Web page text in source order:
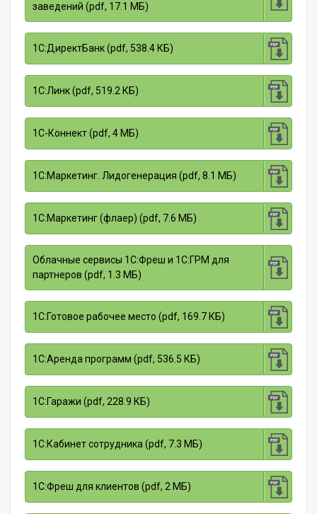
заведений (pdf, 17.1 МБ)
1С:ДиректБанк (pdf, 538.4 КБ)
1С:Линк (pdf, 519.2 КБ)
1С-Коннект (pdf, 4 МБ)
1С:Маркетинг. Лидогенерация (pdf, 8.1 МБ)
1С:Маркетинг (флаер) (pdf, 7.6 МБ)
Облачные сервисы 1С:Фреш и 1С:ГРМ для
партнеров (pdf, 1.3 МБ)
1С:Готовое рабочее место (pdf, 169.7 КБ)
1С:Аренда программ (pdf, 536.5 КБ)
1С:Гаражи (pdf, 228.9 КБ)
1С:Кабинет сотрудника (pdf, 7.3 МБ)
1С:Фреш для клиентов (pdf, 2 МБ)